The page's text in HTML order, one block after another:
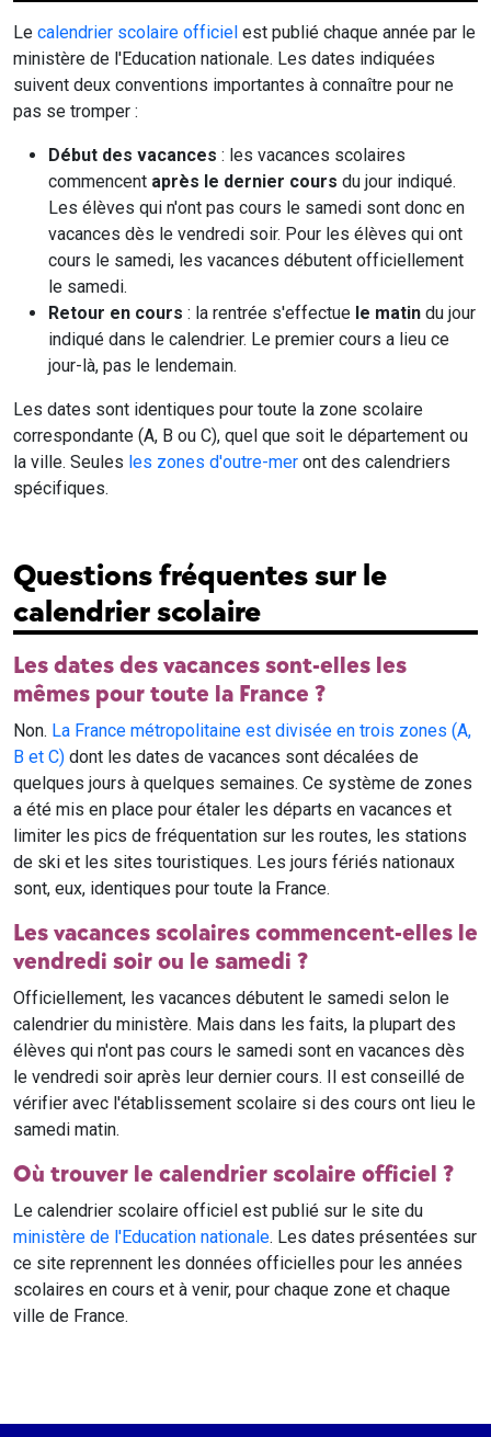
Le calendrier scolaire officiel est publié chaque année par le
ministère de l'Education nationale. Les dates indiquées
suivent deux conventions importantes à connaître pour ne
pas se tromper :
Début des vacances : les vacances scolaires
commencent après le dernier cours du jour indiqué.
Les élèves qui n'ont pas cours le samedi sont donc en
vacances dès le vendredi soir. Pour les élèves qui ont
cours le samedi, les vacances débutent officiellement
le samedi.
Retour en cours : la rentrée s'effectue le matin du jour
indiqué dans le calendrier. Le premier cours a lieu ce
jour-là, pas le lendemain.
Les dates sont identiques pour toute la zone scolaire
correspondante (A, B ou C), quel que soit le département ou
la ville. Seules les zones d'outre-mer ont des calendriers
spécifiques.
Questions fréquentes sur le
calendrier scolaire
Les dates des vacances sont-elles les
mêmes pour toute la France ?
Non. La France métropolitaine est divisée en trois zones (A,
B et C) dont les dates de vacances sont décalées de
quelques jours à quelques semaines. Ce système de zones
a été mis en place pour étaler les départs en vacances et
limiter les pics de fréquentation sur les routes, les stations
de ski et les sites touristiques. Les jours fériés nationaux
sont, eux, identiques pour toute la France.
Les vacances scolaires commencent-elles le
vendredi soir ou le samedi ?
Officiellement, les vacances débutent le samedi selon le
calendrier du ministère. Mais dans les faits, la plupart des
élèves qui n'ont pas cours le samedi sont en vacances dès
le vendredi soir après leur dernier cours. Il est conseillé de
vérifier avec l'établissement scolaire si des cours ont lieu le
samedi matin.
Où trouver le calendrier scolaire officiel ?
Le calendrier scolaire officiel est publié sur le site du
ministère de l'Education nationale. Les dates présentées sur
ce site reprennent les données officielles pour les années
scolaires en cours et à venir, pour chaque zone et chaque
ville de France.